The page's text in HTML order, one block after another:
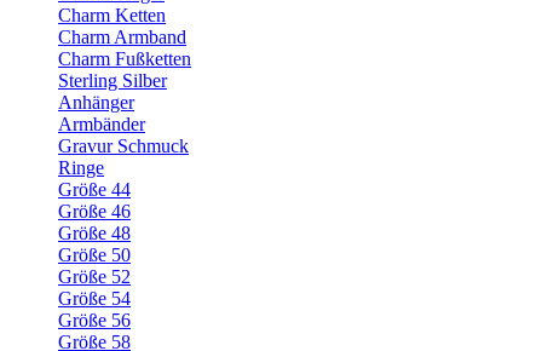
Charm Ketten
Charm Armband
Charm Fußketten
Sterling Silber
Anhänger
Armbänder
Gravur Schmuck
Ringe
Größe 44
Größe 46
Größe 48
Größe 50
Größe 52
Größe 54
Größe 56
Größe 58